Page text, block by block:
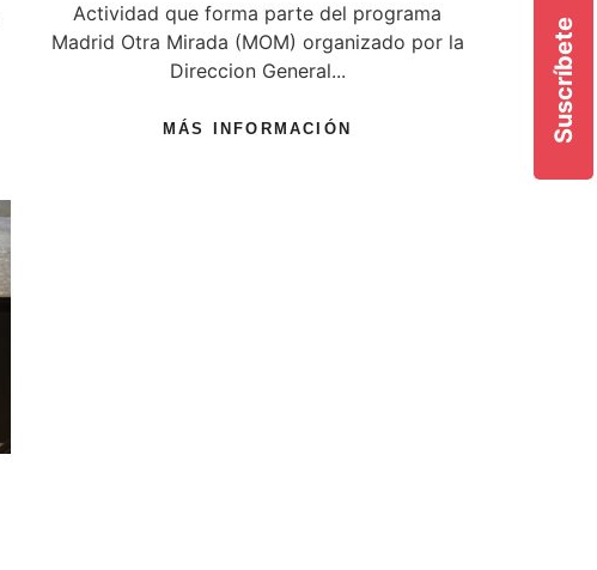
Suscríbete
Actividad que forma parte del programa
Madrid Otra Mirada (MOM) organizado por la
Direccion General...
MÁS INFORMACIÓN